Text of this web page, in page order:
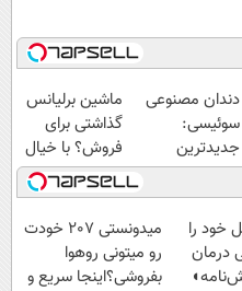
دندان مصنوعی
سوئیسی:
جدیدترین
فناوری اروپا،
سبک و مقاوم |
پرداخت قسطی
ماشین برلیانس
گذاشتی برای
فروش؟ با خیال
راحت بفروش
خود را
درمان
میدونستی 207 خودت
رو میتونی روهوا
بفروشی؟اینجا سریع و